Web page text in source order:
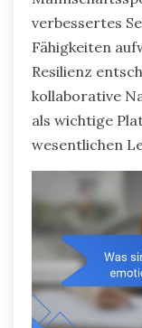
verbessertes
Fähigkeiten
Resilienz
kollaborative
als wichtige
wesentlichen